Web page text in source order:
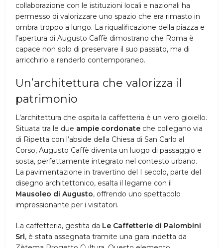
collaborazione con le istituzioni locali e nazionali ha
permesso di valorizzare uno spazio che era rimasto in
ombra troppo a lungo. La riqualificazione della piazza e
l’apertura di Augusto Caffè dimostrano che Roma è
capace non solo di preservare il suo passato, ma di
arricchirlo e renderlo contemporaneo.
Un’architettura che valorizza il
patrimonio
L’architettura che ospita la caffetteria è un vero gioiello.
Situata tra le due ampie cordonate che collegano via
di Ripetta con l’abside della Chiesa di San Carlo al
Corso, Augusto Caffè diventa un luogo di passaggio e
sosta, perfettamente integrato nel contesto urbano.
La pavimentazione in travertino del I secolo, parte del
disegno architettonico, esalta il legame con il
Mausoleo di Augusto, offrendo uno spettacolo
impressionante per i visitatori.
La caffetteria, gestita da Le Caffetterie di Palombini
Srl, è stata assegnata tramite una gara indetta da